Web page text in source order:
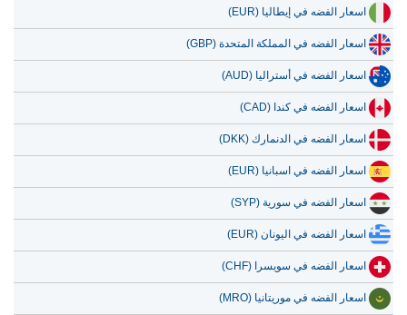
اسعار الفضه في إيطاليا (EUR)
اسعار الفضه في المملكة المتحدة (GBP)
اسعار الفضه في أستراليا (AUD)
اسعار الفضه في كندا (CAD)
اسعار الفضه في الدنمارك (DKK)
اسعار الفضه في اسبانيا (EUR)
اسعار الفضه في سورية (SYP)
اسعار الفضه في اليونان (EUR)
اسعار الفضه في سويسرا (CHF)
اسعار الفضه في موريتانيا (MRO)